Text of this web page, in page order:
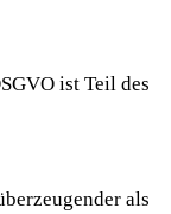
ist Teil des
als